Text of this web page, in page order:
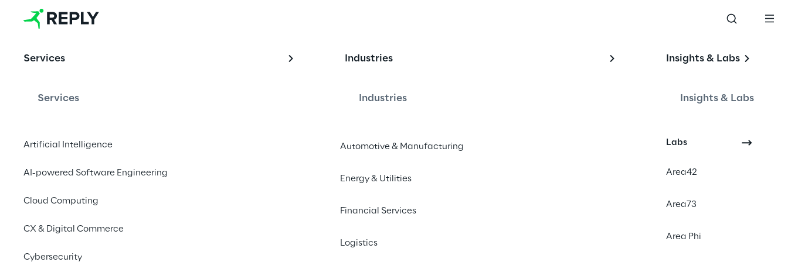
Services
Services
Artificial Intelligence
AI-powered Software Engineering
Cloud Computing
CX & Digital Commerce
Cybersecurity
Industries
Industries
Automotive & Manufacturing
Energy & Utilities
Financial Services
Logistics
Insights & Labs
Insights & Labs
Labs
Area42
Area73
Area Phi
Customer Experience transparent
und messbar mit Qualtrics